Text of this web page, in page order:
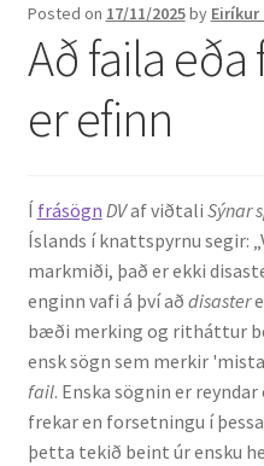
Ætt
Líf og starf
Kennsla
Kennd námskeið
Kennsluefni
Yfirlit um kennslu
Posted on 17/11/2025by Eiríkur
Að faila eða
er efinn
Í frásögn DVaf viðtali Sýnar
Íslands í knattspyrnu segir:
markmiði, það er ekki
enginn vafi á því að disaster
bæði merking og ritháttur
ensk sögn sem merkir
fail. Enska sögnin er
frekar en forsetningu í
þetta tekið beint úr ensku